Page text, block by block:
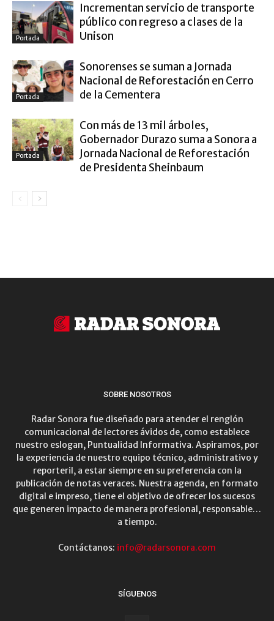
Portada
Incrementan servicio de transporte
público con regreso a clases de la
Unison
Portada
Sonorenses se suman a Jornada
Nacional de Reforestación en Cerro
de la Cementera
Portada
Con más de 13 mil árboles,
Gobernador Durazo suma a Sonora a
Jornada Nacional de Reforestación
de Presidenta Sheinbaum
SOBRE NOSOTROS
Radar Sonora fue diseñado para atender el renglón
comunicacional de lectores ávidos de, como establece
nuestro eslogan, Puntualidad Informativa. Aspiramos, por
la experiencia de nuestro equipo técnico, administrativo y
reporteril, a estar siempre en su preferencia con la
publicación de notas veraces. Nuestra agenda, en formato
digital e impreso, tiene el objetivo de ofrecer los sucesos
que generen impacto de manera profesional, responsable…
a tiempo.
Contáctanos: info@radarsonora.com
SÍGUENOS